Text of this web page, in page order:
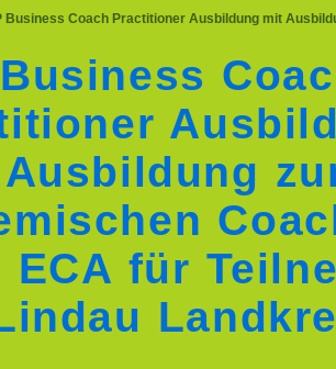
Business Coach Practitioner Ausbildung mit
ECA für